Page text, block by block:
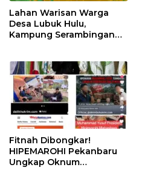
Lahan Warisan Warga
Desa Lubuk Hulu,
Kampung Serambingan
Fitnah Dibongkar!
HIPEMAROHI Pekanbaru
Ungkap Oknum